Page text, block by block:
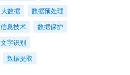
大数据
数据预处理
信息技术
数据保护
文字识别
数据提取